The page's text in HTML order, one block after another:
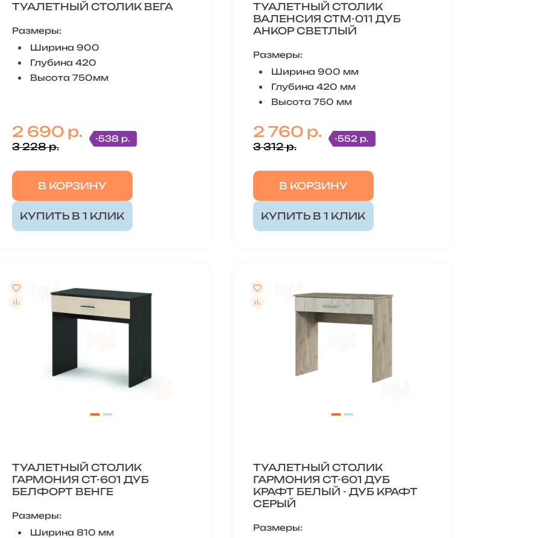
ТУАЛЕТНЫЙ СТОЛИК ВЕГА
Размеры:
Ширина 900
Глубина 420
Высота 750мм
2 690 р.
3 228 р.
-538 р.
В КОРЗИНУ
КУПИТЬ В 1 КЛИК
ТУАЛЕТНЫЙ СТОЛИК
ВАЛЕНСИЯ СТМ-011 ДУБ
АНКОР СВЕТЛЫЙ
Размеры:
Ширина 900 мм
Глубина 420 мм
Высота 750 мм
2 760 р.
3 312 р.
-552 р.
В КОРЗИНУ
КУПИТЬ В 1 КЛИК
ТУАЛЕТНЫЙ СТОЛИК
ГАРМОНИЯ СТ-601 ДУБ
БЕЛФОРТ ВЕНГЕ
Размеры:
Ширина 810 мм
ТУАЛЕТНЫЙ СТОЛИК
ГАРМОНИЯ СТ-601 ДУБ
КРАФТ БЕЛЫЙ - ДУБ КРАФТ
СЕРЫЙ
Размеры: